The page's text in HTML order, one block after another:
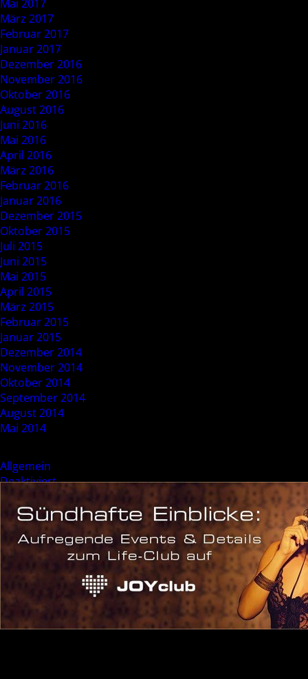
Mai 2017
März 2017
Februar 2017
Januar 2017
Dezember 2016
November 2016
Oktober 2016
August 2016
Juni 2016
Mai 2016
April 2016
März 2016
Februar 2016
Januar 2016
Dezember 2015
Oktober 2015
Juli 2015
Juni 2015
Mai 2015
April 2015
März 2015
Februar 2015
Januar 2015
Dezember 2014
November 2014
Oktober 2014
September 2014
August 2014
Mai 2014
Allgemein
Deaktiviert
Event
Sonderevent
Meta
Anmelden
Eintrags-Feed
Kommentar-Feed
WordPress.org